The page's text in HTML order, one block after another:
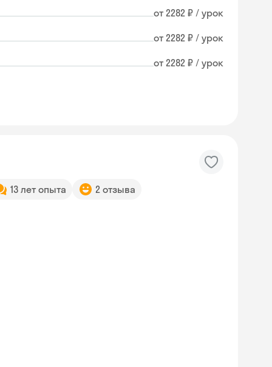
от 2282 ₽ / урок
от 2282 ₽ / урок
от 2282 ₽ / урок
13 лет опыта 2 отзыва